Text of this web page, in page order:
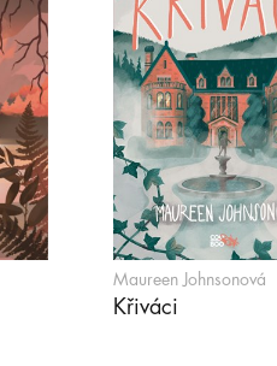
Maureen Johnsonová
Křiváci